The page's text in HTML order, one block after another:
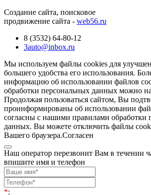
Создание сайта, поисковое
продвижение сайта - web56.ru
8 (3532) 64-80-12
3auto@inbox.ru
Мы используем файлы cookies для
большего удобства его использования.
информацию об использовании файлов
обработки персональных данных можно
Продолжая пользоваться сайтом, Вы
проинформированы об использовании
согласны с нашими правилами обработки
данных. Вы можете отключить файлы
Вашего браузера.Согласен
Наш оператор перезвонит Вам в течении
впишите имя и телефон
*: